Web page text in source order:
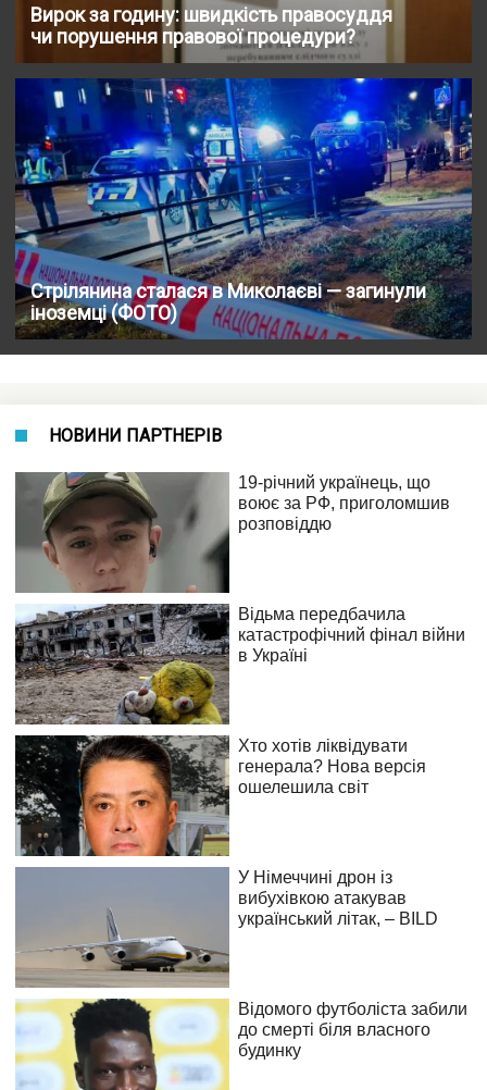
Вирок за годину: швидкість правосуддя
чи порушення правової процедури?
Стрілянина сталася в Миколаєві — загинули
іноземці (ФОТО)
НОВИНИ ПАРТНЕРІВ